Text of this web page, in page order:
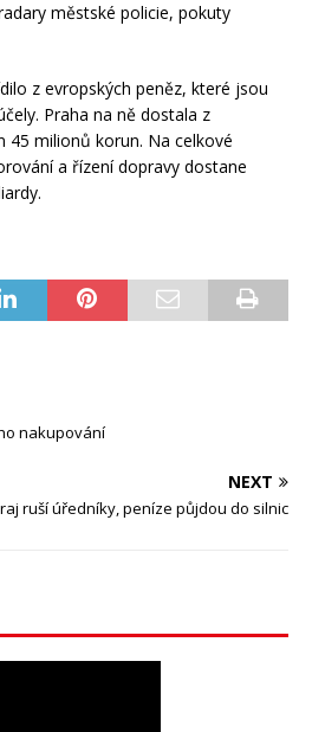
městské policie, pokuty
z evropských peněz, které jsou
Praha na ně dostala z
45 milionů korun. Na celkové
a řízení dopravy dostane
nakupování
NEXT
ruší úředníky, peníze půjdou do silnic